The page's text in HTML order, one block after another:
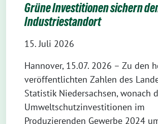
Grüne Investitionen sichern
Industriestandort
15. Juli 2026
Hannover, 15.07. 2026 – Zu den
veröffentlichten Zahlen des
Statistik Niedersachsen, wonach
Umweltschutzinvestitionen im
Produzierenden Gewerbe 2024